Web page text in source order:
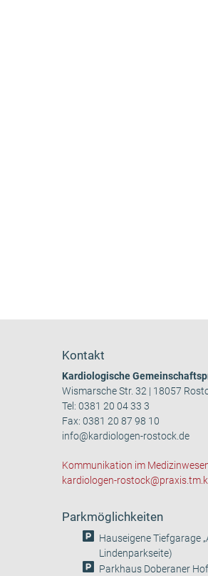
Kontakt
Kardiologische
Wismarsche Str. 32 | 18057
Tel:0381 20 04 33 3
Fax: 0381 20 87 98 10
info@kardiologen-rostock.de
Kommunikation im
kardiologen-
Parkmöglichkeiten
Hauseigene Tiefgarage
Lindenparkseite)
Parkhaus Doberaner Hof